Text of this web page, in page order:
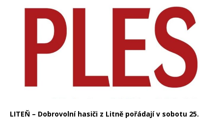
LITEŇ – Dobrovolní hasiči z Litně pořádají v sobotu 25.